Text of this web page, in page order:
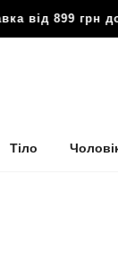
899 грн до
Тіло